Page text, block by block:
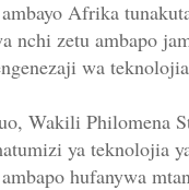
Afrika
nchi zetu ambapo
wa
Wakili Philomena
ya teknolojia
hufanywa